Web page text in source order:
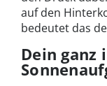
auf den
bedeutet das
Dein